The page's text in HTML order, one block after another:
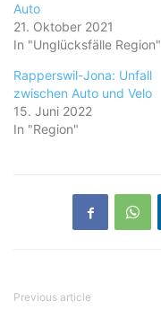
Auto
21. Oktober 2021
In "Unglücksfälle Region"
Rapperswil-Jona: Unfall
zwischen Auto und Velo
15. Juni 2022
In "Region"
Previous article